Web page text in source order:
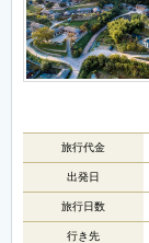
旅行代金
出発日
旅行日数
行き先